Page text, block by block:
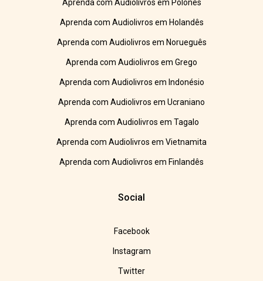
Aprenda com Audiolivros em Polonês
Aprenda com Audiolivros em Holandês
Aprenda com Audiolivros em Norueguês
Aprenda com Audiolivros em Grego
Aprenda com Audiolivros em Indonésio
Aprenda com Audiolivros em Ucraniano
Aprenda com Audiolivros em Tagalo
Aprenda com Audiolivros em Vietnamita
Aprenda com Audiolivros em Finlandês
Social
Facebook
Instagram
Twitter